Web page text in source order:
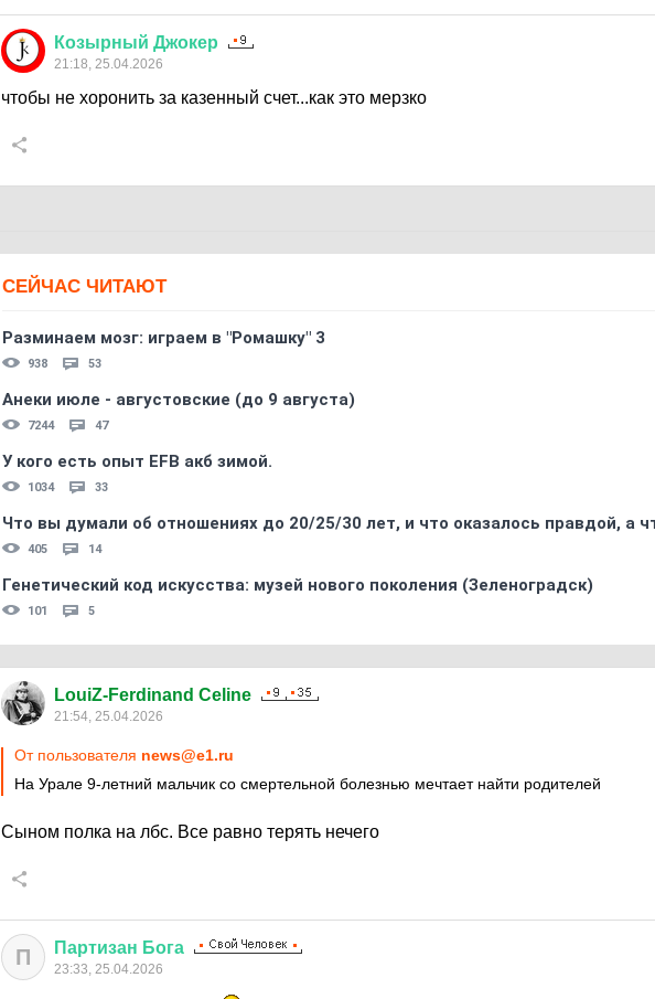
Козырный Джокер
21:18, 25.04.2026
чтобы не хоронить за казенный счет...как это мерзко
СЕЙЧАС ЧИТАЮТ
Разминаем мозг: играем в "Ромашку" 3
938 53
Анеки июле - августовские (до 9 августа)
7244 47
У кого есть опыт EFB акб зимой.
1034 33
Что вы думали об отношениях до 20/25/30 лет, и что оказалось правдой, а
405 14
Генетический код искусства: музей нового поколения (Зеленоградск)
101 5
LouiZ-Ferdinand Celine
21:54, 25.04.2026
От пользователя news@e1.ru
На Урале 9-летний мальчик со смертельной болезнью мечтает найти родителей
Сыном полка на лбс. Все равно терять нечего
П Партизан Бога
23:33, 25.04.2026